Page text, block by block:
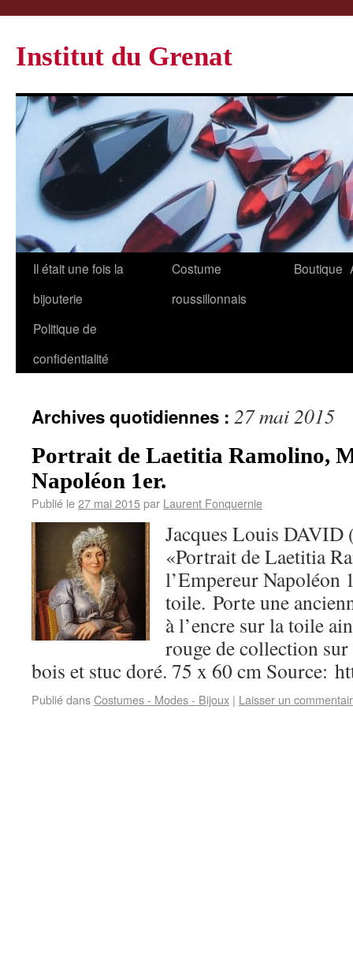
Institut du Grenat
Il était une fois la
bijouterie
Costume
roussillonnais
Boutique
Politique de
confidentialité
Archives quotidiennes : 27 mai 2015
Portrait de Laetitia Ramolino,
Napoléon 1er.
Publié le27 mai 2015par Laurent Fonquernie
Jacques Louis DAVID
«Portrait de Laetitia
l’Empereur Napoléon
toile. Porte une
à l’encre sur la toile
rouge de collection sur
bois et stuc doré. 75 x 60 cm Source:
Publié dansCostumes - Modes - Bijoux | Laisser un